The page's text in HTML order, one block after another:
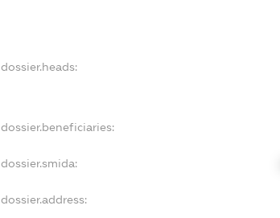
dossier.heads:
dossier.beneficiaries:
dossier.smida:
dossier.address: